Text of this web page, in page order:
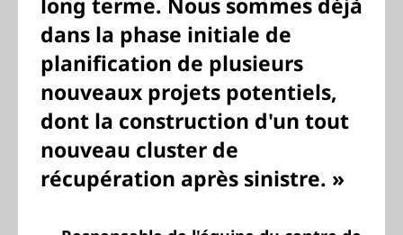
dans la phase initiale de
planification de plusieurs
nouveaux projets potentiels,
dont la construction d'un tout
nouveau cluster de
récupération après sinistre. »